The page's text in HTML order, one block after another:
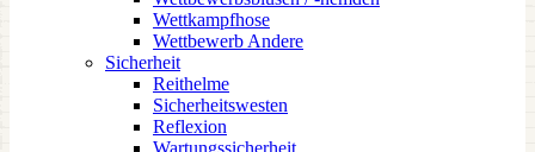
Wettkampfhose
Wettbewerb Andere
Sicherheit
Reithelme
Sicherheitswesten
Reflexion